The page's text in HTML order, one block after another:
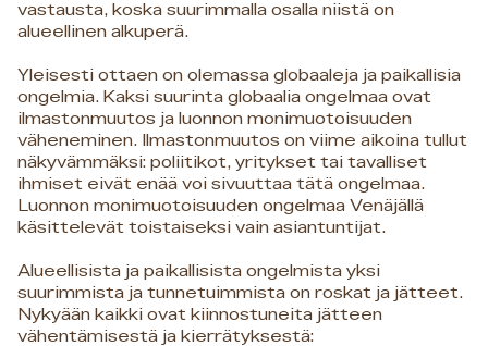
vastausta, koska suurimmalla osalla niistä on
alueellinen alkuperä.
Yleisesti ottaen on olemassa globaaleja ja paikallisia
ongelmia. Kaksi suurinta globaalia ongelmaa ovat
ilmastonmuutos ja luonnon monimuotoisuuden
väheneminen. Ilmastonmuutos on viime aikoina tullut
näkyvämmäksi: poliitikot, yritykset tai tavalliset
ihmiset eivät enää voi sivuuttaa tätä ongelmaa.
Luonnon monimuotoisuuden ongelmaa Venäjällä
käsittelevät toistaiseksi vain asiantuntijat.
Alueellisista ja paikallisista ongelmista yksi
suurimmista ja tunnetuimmista on roskat ja jätteet.
Nykyään kaikki ovat kiinnostuneita jätteen
vähentämisestä ja kierrätyksestä: